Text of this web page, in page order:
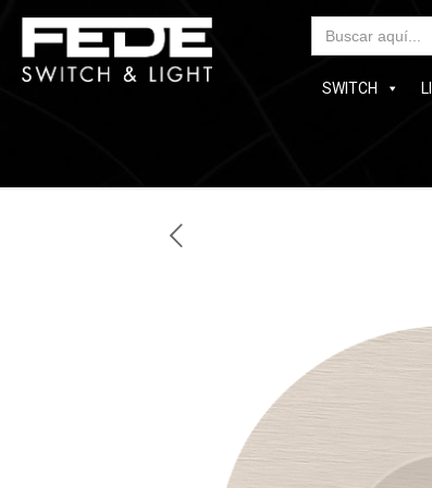
SWITCH